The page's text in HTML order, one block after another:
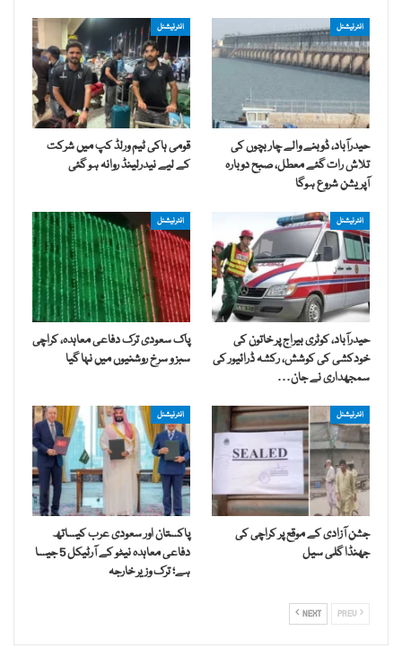
انٹرنیشنل
حیدرآباد، ڈوبنے والے چار بچوں کی
تلاش رات گئے معطل، صبح دوبارہ
آپریشن شروع ہوگا
انٹرنیشنل
قومی ہاکی ٹیم ورلڈ کپ میں شرکت
کے لیے نیدرلینڈ روانہ ہو گئی
انٹرنیشنل
حیدرآباد، کوٹری بیراج پر خاتون کی
خودکشی کی کوشش، رکشہ ڈرائیور کی
سمجھداری نے جان…
انٹرنیشنل
پاک سعودی ترک دفاعی معاہدہ، کراچی
سبز و سرخ روشنیوں میں نہا گیا
انٹرنیشنل
جشن آزادی کے موقع پر کراچی کی
جھنڈا گلی سیل
انٹرنیشنل
پاکستان اور سعودی عرب کیساتھ
دفاعی معاہدہ نیٹو کے آرٹیکل 5 جیسا
ہے؛ ترک وزیر خارجہ
NEXT